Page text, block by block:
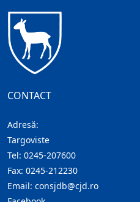
CONTACT
Adresă:
Targoviste
Tel: 0245-207600
Fax: 0245-212230
Email: consjdb@cjd.ro